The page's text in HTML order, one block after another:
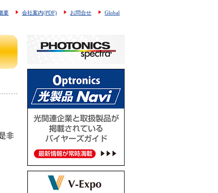
要 会社案内(PDF) お問合せ Global
非